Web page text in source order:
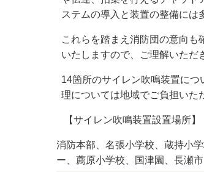
ステムの導入と装置の整備には
これらを踏まえ消防団の意向
いたしますので、ご理解いただ
14箇所のサイレン吹鳴装置に
理については地域でご負担いた
【サイレン吹鳴装置設置場所】
消防本部、名張小学校、蔵持小
ー、薦原小学校、国津園、長瀬